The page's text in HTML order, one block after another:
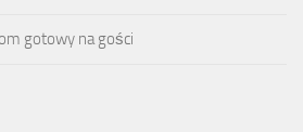
gotowy na gości